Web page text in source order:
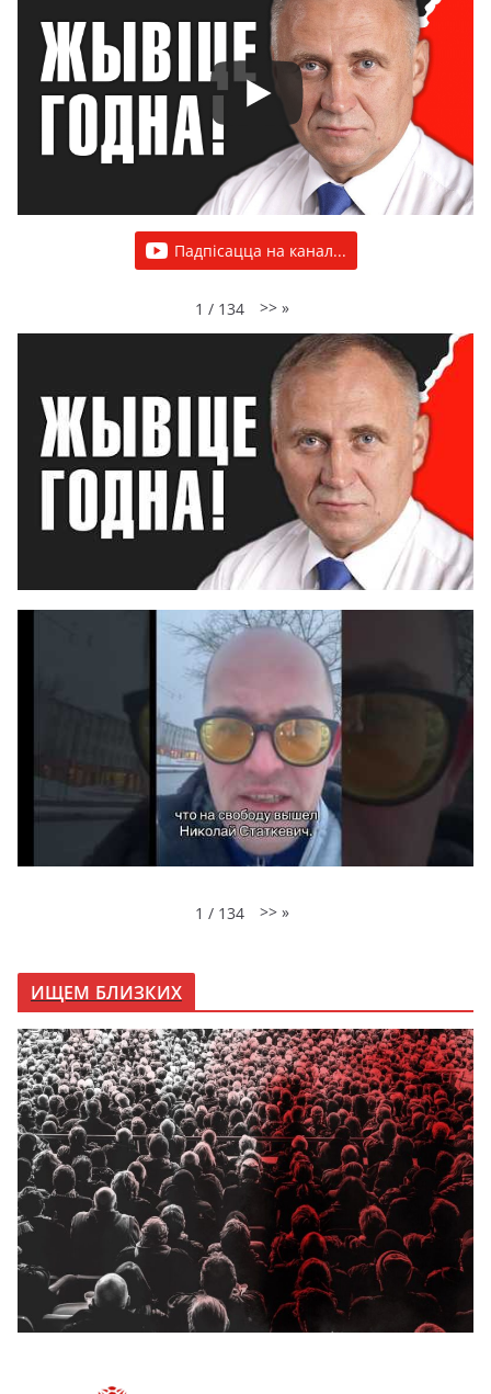
Падпісацца на канал...
1 / 134 >> »
1 / 134 >> »
ИЩЕМ БЛИЗКИХ